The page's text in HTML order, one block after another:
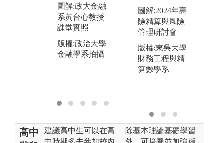
圖解:政大金融
系黃台心教授
課堂實照
版權:政治大學
金融學系拍攝
合作、口條訓
練
圖解:政大金融
系殷乃平教授
課堂實照
版權:政治大學
圖解:2024年壽
險精算與風險
管理研討會
版權:東吳大學
財務工程與精
算數學系
高中
建議高中生可以在高
中時期多去參加校內
除基本理論基礎學習
外，可培養並加強邏